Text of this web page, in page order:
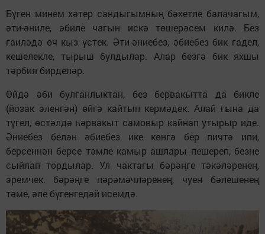
Бүген минем хәтер сандыгымның бәхетле балачагым,
әти-әниле, әбиле чагын искә төшерәсем килә. Без
гаиләдә өч кыз үстек. Әти-әниебез, әбиебез бик гадел,
кешелекле, тырыш булдылар. Алар безгә бик яхшы
тәрбия бирделәр.
Өйдә әби булганлыктан, без бервакытта да бикле
(йозак эленгән) өйгә кайтып кермәдек. Алай гына да
түгел, өстәлдә һәрвакыт самовыр кайнап утырыр иде.
Әниебез белән әбиебез ике көнгә бер пичтә ипи,
берсеннән берсе тәмле камыр ашлары пешереп, безне
сыйлап тордылар. Ул чактагы бәрәңге тәкәләренең,
эремчек, бәрәңге пәрәмәчләренең, чуен бәлешенең
тәме, әле бүгенгедәй исемдә.